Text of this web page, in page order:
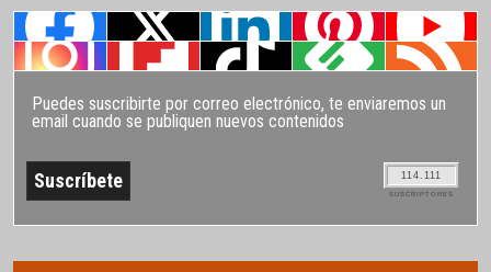
Puedes suscribirte por correo electrónico, te enviaremos un
email cuando se publiquen nuevos contenidos
114.111
SUSCRIPTORES